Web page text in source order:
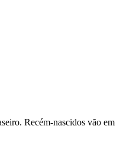
Recém-nascidos vão em